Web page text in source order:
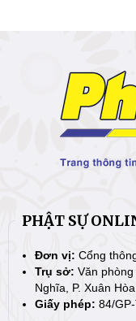
PHẬT SỰ
Đơn vị: Cổng
Trụ sở: Văn
Nghĩa, P. Xuân
Giấy phép: 84/